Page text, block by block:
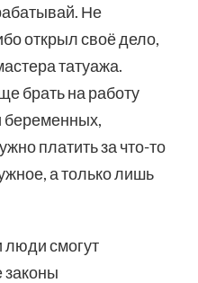
Не
открыл своё дело,
татуажа.
брать на работу
беременных,
платить за что-то
а только лишь
люди смогут
законы